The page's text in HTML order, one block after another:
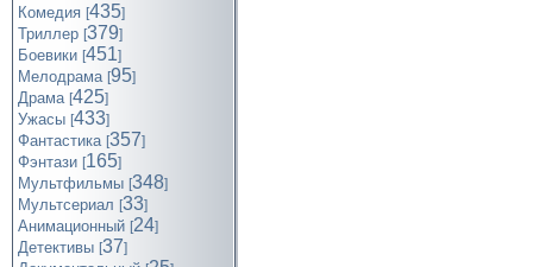
Комедия [435]
Триллер [379]
Боевики [451]
Мелодрама [95]
Драма [425]
Ужасы [433]
Фантастика [357]
Фэнтази [165]
Мультфильмы [348]
Мультсериал [33]
Анимационный [24]
Детективы [37]